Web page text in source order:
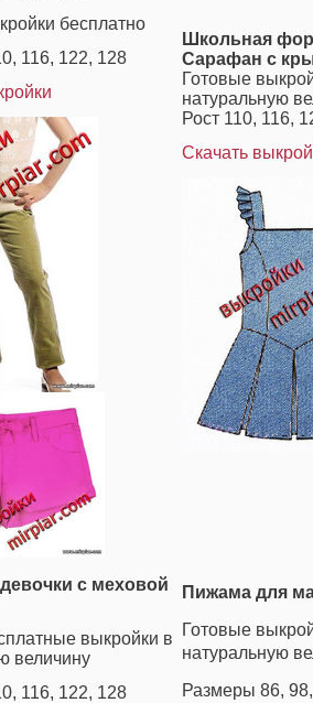
бесплатно
116, 122, 128
Школьная
Сарафан с
Готовые
натуральную
Рост 110, 116,
Скачать
с меховой
выкройки в
величину
116, 122, 128
Пижама для
Готовые
натуральную
Размеры 86,